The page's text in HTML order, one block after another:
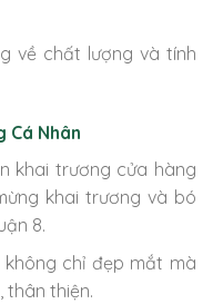
về chất lượng và tính
Cá Nhân
khai trương cửa hàng
khai trương và bó
8.
chỉ đẹp mắt mà
thân thiện.